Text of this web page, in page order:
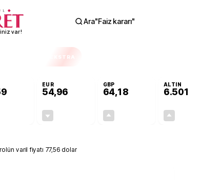
var!
Ara"Faiz kararı"
EKSTRA
EUR
54,96
GBP
64,18
ALTIN
6.501
varil fiyatı 77,56 dolar